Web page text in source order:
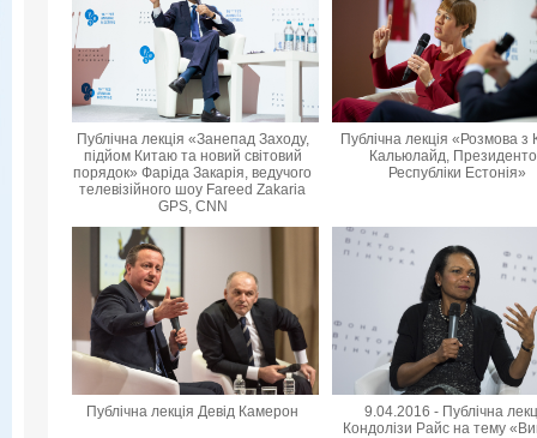
Публічна лекція «Занепад Заходу,
підйом Китаю та новий світовий
порядок» Фаріда Закарія, ведучого
телевізійного шоу Fareed Zakaria
GPS, CNN
Публічна лекція «Розмова з
Кальюлайд,
Республіки Естонія»
Публічна лекція Девід Камерон
9.04.2016 - Публічна
Кондолізи Райс на тему